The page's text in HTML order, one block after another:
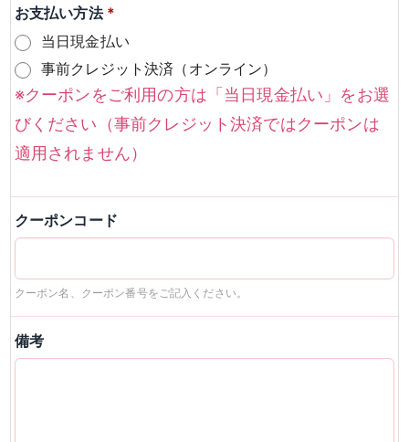
お支払い方法 *
当日現金払い
事前クレジット決済（オンライン）
※クーポンをご利用の方は「当日現金払い」をお選
びください（事前クレジット決済ではクーポンは
適用されません）
クーポンコード
クーポン名、クーポン番号をご記入ください。
備考